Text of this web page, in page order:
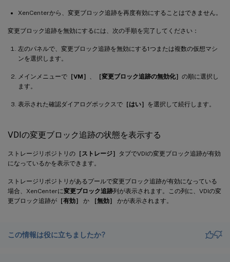
XenCenterから、変更ブロック追跡を再度有効にすることはできません。
変更ブロック追跡を無効にするには、次の手順を完了してください：
左のパネルで、変更ブロック追跡を無効にする1つまたは複数の仮想マシ
ンを選択します。
メインメニューで ［VM］ ［変更ブロック追跡の無効化］ の順に選択し
ます。
表示された確認ダイアログボックスで ［はい］ を選択して続行します。
VDIの変更ブロック追跡の状態を表示する
ストレージリポジトリの ［ストレージ］ タブでVDIの変更ブロック追跡が有効
になっているかを表示できます。
ストレージリポジトリがあるプールで変更ブロック追跡が有効になっている
場合、XenCenterに変更ブロック追跡列が表示されます。この列に、VDIの変
更ブロック追跡が ［有効］ か ［無効］ かが表示されます。
この情報は役に立ちましたか?